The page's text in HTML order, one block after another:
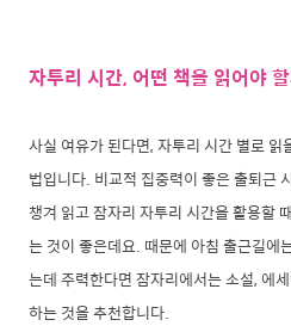
자투리 시간, 어떤 책을 읽어야
사실 여유가 된다면, 자투리 시간 별로
법입니다. 비교적 집중력이 좋은 출퇴근
챙겨 읽고 잠자리 자투리 시간을 활용할
는 것이 좋은데요. 때문에 아침 출근길에
는데 주력한다면 잠자리에서는 소설, 에
하는 것을 추천합니다.